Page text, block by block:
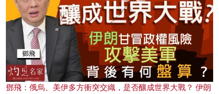
鄧飛：俄烏、美伊多方衝突交織，是否釀成世界大戰？ 伊朗